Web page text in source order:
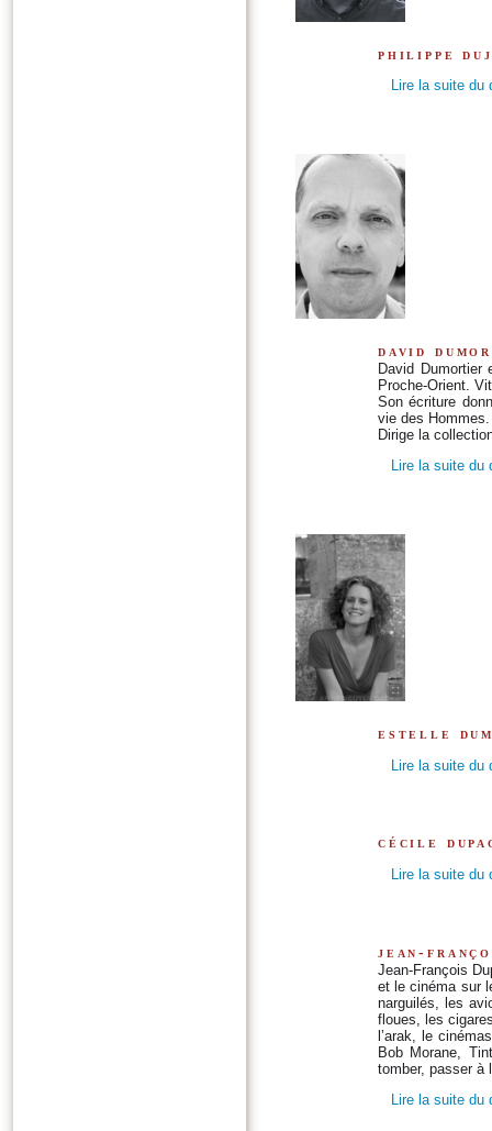
philippe
Lire la suite du
david
David Dumortier
Proche-Orient.
Son écriture
vie des Hommes.
Dirige la
Lire la suite du
estelle
Lire la suite du
cécile
Lire la suite du
jean-
Jean-François
et le cinéma sur
narguilés, les
floues, les
l’arak, le
Bob Morane,
tomber, passer à
Lire la suite du